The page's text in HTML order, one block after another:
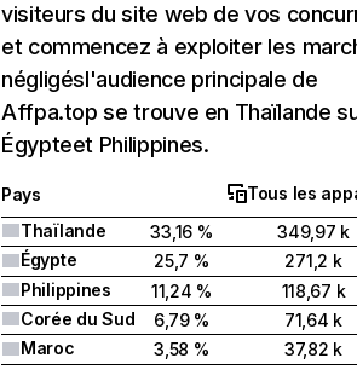
visiteurs du site web de vos
et commencez à exploiter les
négligésl'audience principale de
Affpa.top se trouve en Thaïlande
Égypteet Philippines.
Pays
Tous les
Thaïlande
33,16 %
349,97 k
Égypte
25,7 %
271,2 k
Philippines
11,24 %
118,67 k
Corée du Sud
6,79 %
71,64 k
Maroc
3,58 % 37,82 k